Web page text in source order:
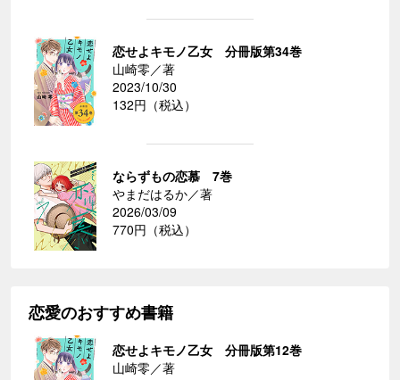
恋せよキモノ乙女 分冊版第34巻
山崎零／著
2023/10/30
132円（税込）
ならずもの恋慕 7巻
やまだはるか／著
2026/03/09
770円（税込）
恋愛のおすすめ書籍
恋せよキモノ乙女 分冊版第12巻
山崎零／著